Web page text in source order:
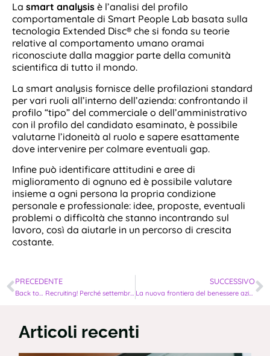
La smart analysis è l’analisi del profilo
comportamentale di Smart People Lab basata sulla
tecnologia Extended Disc® che si fonda su teorie
relative al comportamento umano oramai
riconosciute dalla maggior parte della comunità
scientifica di tutto il mondo.
La smart analysis fornisce delle profilazioni standard
per vari ruoli all’interno dell’azienda: confrontando il
profilo “tipo” del commerciale o dell’amministrativo
con il profilo del candidato esaminato, è possibile
valutarne l’idoneità al ruolo e sapere esattamente
dove intervenire per colmare eventuali gap.
Infine può identificare attitudini e aree di
miglioramento di ognuno ed è possibile valutare
insieme a ogni persona la propria condizione
personale e professionale: idee, proposte, eventuali
problemi o difficoltà che stanno incontrando sul
lavoro, così da aiutarle in un percorso di crescita
costante.
PRECEDENTE
Back to… Recruiting! Perché settembre è il mese più favorevole
SUCCESSIVO
La nuova frontiera del benessere aziendale
Articoli recenti